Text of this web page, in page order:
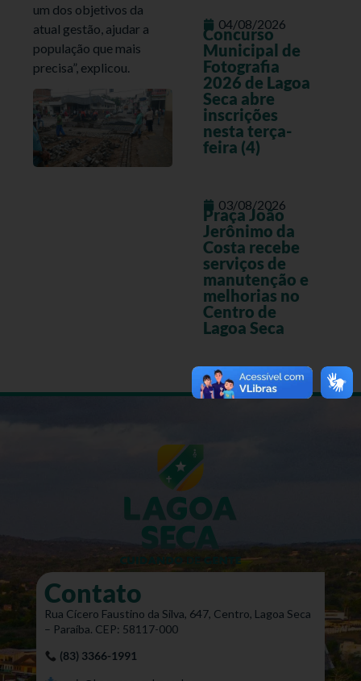
um dos objetivos da
atual gestão, ajudar a
população que mais
precisa”, explicou.
04/08/2026
Concurso
Municipal de
Fotografia
2026 de Lagoa
Seca abre
inscrições
nesta terça-
feira (4)
03/08/2026
Praça João
Jerônimo da
Costa recebe
serviços de
manutenção e
melhorias no
Centro de
Lagoa Seca
Contato
Rua Cícero Faustino da Silva, 647, Centro, Lagoa Seca
– Paraíba. CEP: 58117-000
(83) 3366-1991